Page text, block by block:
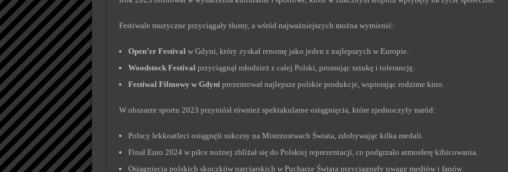
Festiwale muzyczne przyciągały tłumy, a wśród najważniejszych można wymienić:
Open’er Festivalw Gdyni, który zyskał renomę jako jeden z najlepszych w Europie.
Woodstock Festivalprzyciągnął młodzież z całej Polski, promując sztukę i tolerancję.
Festiwal Filmowy w Gdyniprezentował najlepsze polskie produkcje, wspierając rodzime kino.
W obszarze sportu 2023 przyniósł również spektakularne osiągnięcia, które zjednoczyły naród:
Polscy lekkoatleci osiągnęli sukcesy na Mistrzostwach Świata, zdobywając kilka medali.
Finał Euro 2024 w piłce nożnej zbliżał się do Polskiej reprezentacji, co podgrzało atmosferę kibicowania.
Osiągnięcia polskich skoczków narciarskich w Pucharze Świata przyciągnęły uwagę mediów i fanów.